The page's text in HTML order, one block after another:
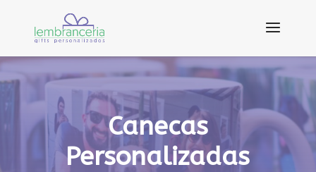
Canecas
Personalizadas